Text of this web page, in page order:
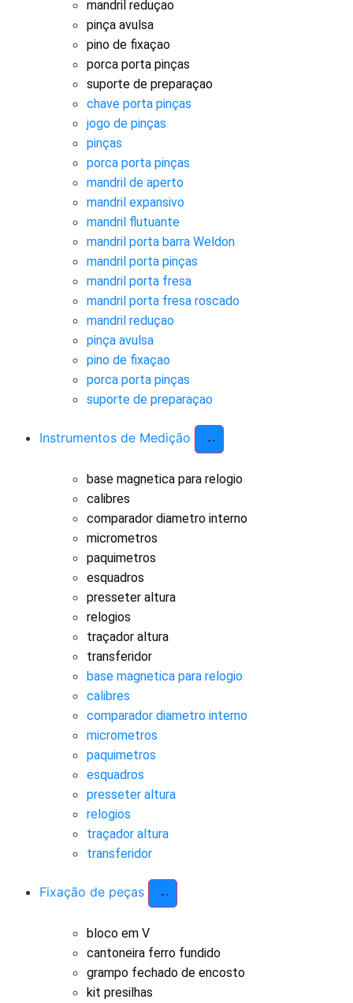
mandril reduçao
pinça avulsa
pino de fixaçao
porca porta pinças
suporte de preparaçao
chave porta pinças
jogo de pinças
pinças
porca porta pinças
mandril de aperto
mandril expansivo
mandril flutuante
mandril porta barra Weldon
mandril porta pinças
mandril porta fresa
mandril porta fresa roscado
mandril reduçao
pinça avulsa
pino de fixaçao
porca porta pinças
suporte de preparaçao
Instrumentos de Medição
base magnetica para relogio
calibres
comparador diametro interno
micrometros
paquimetros
esquadros
presseter altura
relogios
traçador altura
transferidor
base magnetica para relogio
calibres
comparador diametro interno
micrometros
paquimetros
esquadros
presseter altura
relogios
traçador altura
transferidor
Fixação de peças
bloco em V
cantoneira ferro fundido
grampo fechado de encosto
kit presilhas